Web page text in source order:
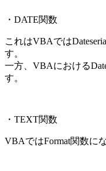
・DATE関数
これはVBAでは
す。
一方、VBAにおける
す。
・TEXT関数
VBAではFormat関数に